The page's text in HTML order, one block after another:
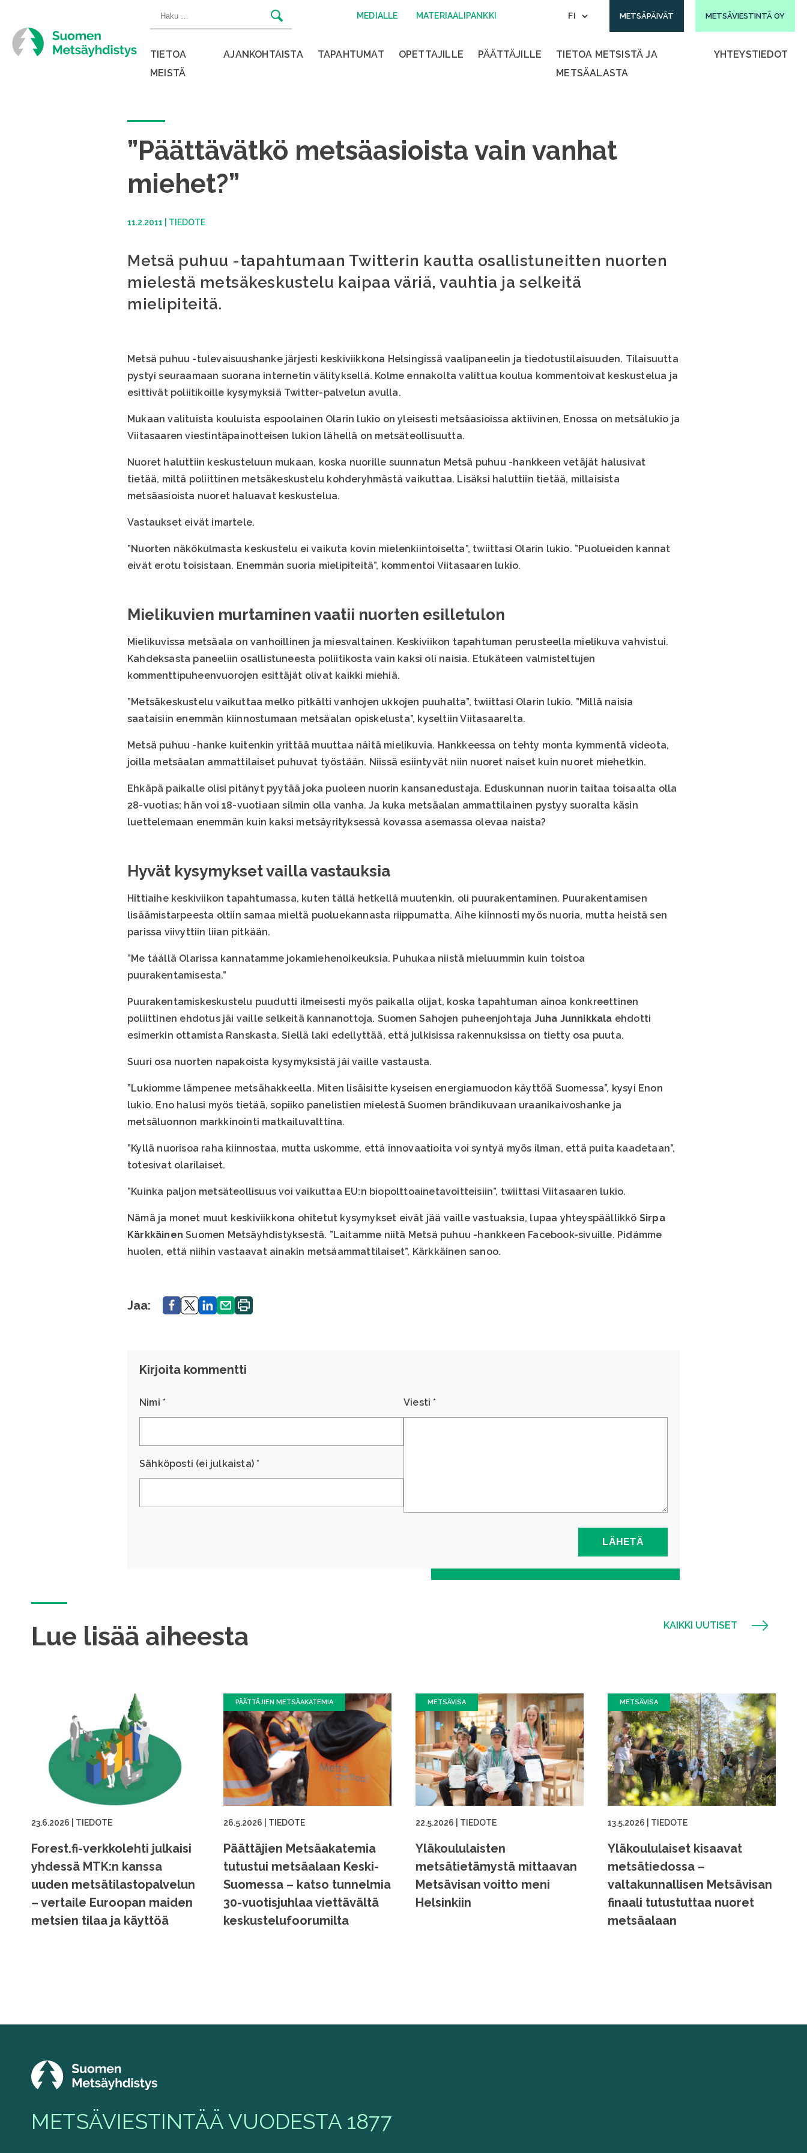
sisältöön
Haku: MEDIALLE MATERIAALIPANKKI METSÄPÄIVÄT METSÄVIESTINTÄ OY
TIETOA
MEISTÄ
AJANKOHTAISTA TAPAHTUMAT OPETTAJILLE PÄÄTTÄJILLE
TIETOA METSISTÄ JA
METSÄALASTA
YHTEYSTIEDOT
”Päättävätkö metsäasioista vain vanhat
miehet?”
11.2.2011 TIEDOTE
Metsä puhuu -tapahtumaan Twitterin kautta osallistuneitten nuorten
mielestä metsäkeskustelu kaipaa väriä, vauhtia ja selkeitä
mielipiteitä.
Metsä puhuu -tulevaisuushanke järjesti keskiviikkona Helsingissä vaalipaneelin ja tiedotustilaisuuden. Tilaisuutta
pystyi seuraamaan suorana internetin välityksellä. Kolme ennakolta valittua koulua kommentoivat keskustelua ja
esittivät poliitikoille kysymyksiä Twitter-palvelun avulla.
Mukaan valituista kouluista espoolainen Olarin lukio on yleisesti metsäasioissa aktiivinen, Enossa on metsälukio ja
Viitasaaren viestintäpainotteisen lukion lähellä on metsäteollisuutta.
Nuoret haluttiin keskusteluun mukaan, koska nuorille suunnatun Metsä puhuu -hankkeen vetäjät halusivat
tietää, miltä poliittinen metsäkeskustelu kohderyhmästä vaikuttaa. Lisäksi haluttiin tietää, millaisista
metsäasioista nuoret haluavat keskustelua.
Vastaukset eivät imartele.
”Nuorten näkökulmasta keskustelu ei vaikuta kovin mielenkiintoiselta”, twiittasi Olarin lukio. ”Puolueiden kannat
eivät erotu toisistaan. Enemmän suoria mielipiteitä”, kommentoi Viitasaaren lukio.
Mielikuvien murtaminen vaatii nuorten esilletulon
Mielikuvissa metsäala on vanhoillinen ja miesvaltainen. Keskiviikon tapahtuman perusteella mielikuva vahvistui.
Kahdeksasta paneeliin osallistuneesta poliitikosta vain kaksi oli naisia. Etukäteen valmisteltujen
kommenttipuheenvuorojen esittäjät olivat kaikki miehiä.
”Metsäkeskustelu vaikuttaa melko pitkälti vanhojen ukkojen puuhalta”, twiittasi Olarin lukio. ”Millä naisia
saataisiin enemmän kiinnostumaan metsäalan opiskelusta”, kyseltiin Viitasaarelta.
Metsä puhuu -hanke kuitenkin yrittää muuttaa näitä mielikuvia. Hankkeessa on tehty monta kymmentä videota,
joilla metsäalan ammattilaiset puhuvat työstään. Niissä esiintyvät niin nuoret naiset kuin nuoret miehetkin.
Ehkäpä paikalle olisi pitänyt pyytää joka puoleen nuorin kansanedustaja. Eduskunnan nuorin taitaa toisaalta olla
28-vuotias; hän voi 18-vuotiaan silmin olla vanha. Ja kuka metsäalan ammattilainen pystyy suoralta käsin
luettelemaan enemmän kuin kaksi metsäyrityksessä kovassa asemassa olevaa naista?
Hyvät kysymykset vailla vastauksia
Hittiaihe keskiviikon tapahtumassa, kuten tällä hetkellä muutenkin, oli puurakentaminen. Puurakentamisen
lisäämistarpeesta oltiin samaa mieltä puoluekannasta riippumatta. Aihe kiinnosti myös nuoria, mutta heistä sen
parissa viivyttiin liian pitkään.
”Me täällä Olarissa kannatamme jokamiehenoikeuksia. Puhukaa niistä mieluummin kuin toistoa
puurakentamisesta.”
Puurakentamiskeskustelu puudutti ilmeisesti myös paikalla olijat, koska tapahtuman ainoa konkreettinen
poliittinen ehdotus jäi vaille selkeitä kannanottoja. Suomen Sahojen puheenjohtaja Juha Junnikkala ehdotti
esimerkin ottamista Ranskasta. Siellä laki edellyttää, että julkisissa rakennuksissa on tietty osa puuta.
Suuri osa nuorten napakoista kysymyksistä jäi vaille vastausta.
”Lukiomme lämpenee metsähakkeella. Miten lisäisitte kyseisen energiamuodon käyttöä Suomessa”, kysyi Enon
lukio. Eno halusi myös tietää, sopiiko panelistien mielestä Suomen brändikuvaan uraanikaivoshanke ja
metsäluonnon markkinointi matkailuvalttina.
”Kyllä nuorisoa raha kiinnostaa, mutta uskomme, että innovaatioita voi syntyä myös ilman, että puita kaadetaan”,
totesivat olarilaiset.
”Kuinka paljon metsäteollisuus voi vaikuttaa EU:n biopolttoainetavoitteisiin”, twiittasi Viitasaaren lukio.
Nämä ja monet muut keskiviikkona ohitetut kysymykset eivät jää vaille vastuaksia, lupaa yhteyspäällikkö Sirpa
Kärkkäinen Suomen Metsäyhdistyksestä. ”Laitamme niitä Metsä puhuu -hankkeen Facebook-sivuille. Pidämme
huolen, että niihin vastaavat ainakin metsäammattilaiset”, Kärkkäinen sanoo.
Jaa: Jaa. Jaa.Jaa. Jaa. Tulosta
sivu.
Kirjoita kommentti
Nimi *
Sähköposti (ei julkaista) *
Viesti *
Lue lisää aiheesta
23.6.2026 TIEDOTE
Forest.fi-verkkolehti julkaisi
yhdessä MTK:n kanssa
uuden metsätilastopalvelun
– vertaile Euroopan maiden
metsien tilaa ja käyttöä
PÄÄTTÄJIEN METSÄAKATEMIA
26.5.2026 TIEDOTE
Päättäjien Metsäakatemia
tutustui metsäalaan Keski-
Suomessa – katso tunnelmia
30-vuotisjuhlaa viettävältä
keskustelufoorumilta
METSÄVISA
22.5.2026 TIEDOTE
Yläkoululaisten
metsätietämystä mittaavan
Metsävisan voitto meni
Helsinkiin
METSÄVISA
13.5.2026 TIEDOTE
Yläkoululaiset kisaavat
metsätiedossa –
valtakunnallisen Metsävisan
finaali tutustuttaa nuoret
metsäalaan
KAIKKI UUTISET
METSÄVIESTINTÄÄ VUODESTA 1877